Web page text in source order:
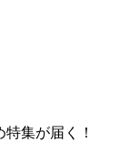
集が届く！